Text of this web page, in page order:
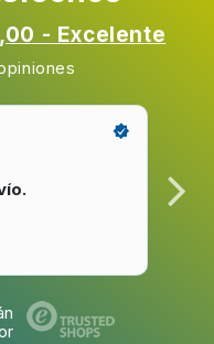
- Excelente